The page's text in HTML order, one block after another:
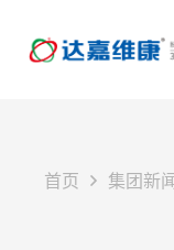
首页 集团新闻